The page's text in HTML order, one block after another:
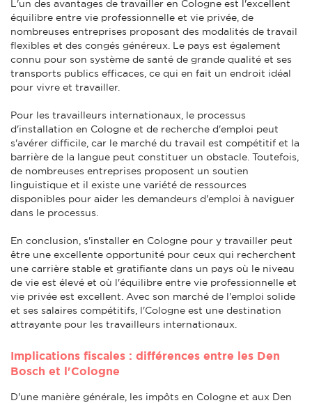
L'un des avantages de travailler en Cologne est l'excellent
équilibre entre vie professionnelle et vie privée, de
nombreuses entreprises proposant des modalités de travail
flexibles et des congés généreux. Le pays est également
connu pour son système de santé de grande qualité et ses
transports publics efficaces, ce qui en fait un endroit idéal
pour vivre et travailler.
Pour les travailleurs internationaux, le processus
d'installation en Cologne et de recherche d'emploi peut
s'avérer difficile, car le marché du travail est compétitif et la
barrière de la langue peut constituer un obstacle. Toutefois,
de nombreuses entreprises proposent un soutien
linguistique et il existe une variété de ressources
disponibles pour aider les demandeurs d'emploi à naviguer
dans le processus.
En conclusion, s'installer en Cologne pour y travailler peut
être une excellente opportunité pour ceux qui recherchent
une carrière stable et gratifiante dans un pays où le niveau
de vie est élevé et où l'équilibre entre vie professionnelle et
vie privée est excellent. Avec son marché de l'emploi solide
et ses salaires compétitifs, l'Cologne est une destination
attrayante pour les travailleurs internationaux.
Implications fiscales : différences entre les Den
Bosch et l'Cologne
D'une manière générale, les impôts en Cologne et aux Den